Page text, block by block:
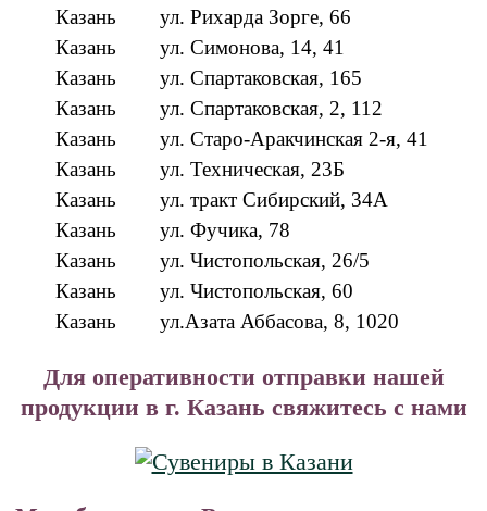
Казань
ул. Рихарда Зорге, 66
Казань
ул. Симонова, 14, 41
Казань
ул. Спартаковская, 165
Казань
ул. Спартаковская, 2, 112
Казань
ул. Старо-Аракчинская 2-я, 41
Казань
ул. Техническая, 23Б
Казань
ул. тракт Сибирский, 34А
Казань
ул. Фучика, 78
Казань
ул. Чистопольская, 26/5
Казань
ул. Чистопольская, 60
Казань
ул.Азата Аббасова, 8, 1020
Для оперативности отправки нашей
продукции в г. Казань свяжитесь с нами